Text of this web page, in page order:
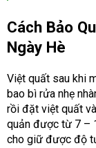
Cách Bảo
Ngày Hè
Việt quất sau khi
bao bì rửa nhẹ
rồi đặt việt quất
quản được từ 7 –
cho giữ được độ